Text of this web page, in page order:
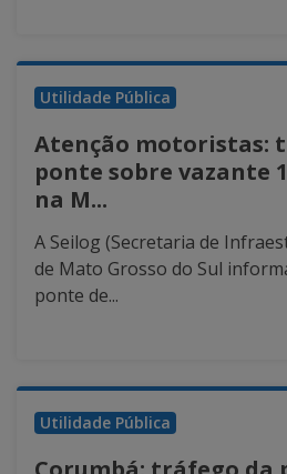
Utilidade Pública
Atenção motoristas:
ponte sobre vazante
na M...
A Seilog (Secretaria de
de Mato Grosso do Sul
ponte de...
Utilidade Pública